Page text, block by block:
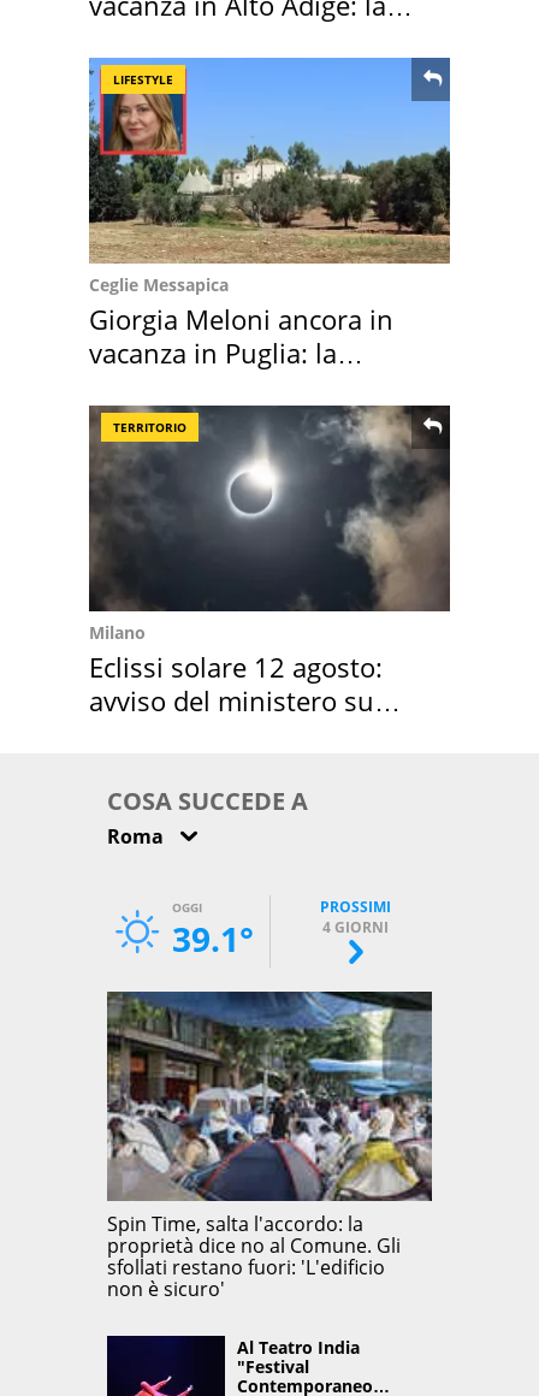
LIFESTYLE
Ceglie Messapica
Giorgia Meloni ancora in
vacanza in Puglia: la
TERRITORIO
Milano
Eclissi solare 12 agosto:
avviso del ministero su